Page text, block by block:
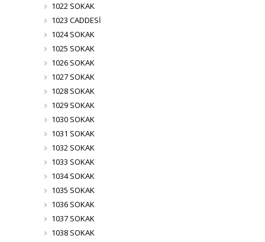
1022 SOKAK
1023 CADDESİ
1024 SOKAK
1025 SOKAK
1026 SOKAK
1027 SOKAK
1028 SOKAK
1029 SOKAK
1030 SOKAK
1031 SOKAK
1032 SOKAK
1033 SOKAK
1034 SOKAK
1035 SOKAK
1036 SOKAK
1037 SOKAK
1038 SOKAK